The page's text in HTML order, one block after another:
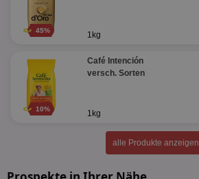
45% 1kg
10%
Café Intención
versch. Sorten
1kg
alle Produkte anzeigen